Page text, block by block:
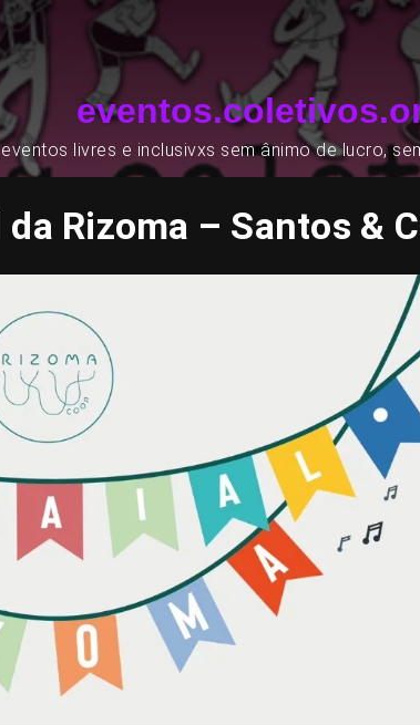
livres e inclusivxs sem ânimo de lucro,
Rizoma – Santos &